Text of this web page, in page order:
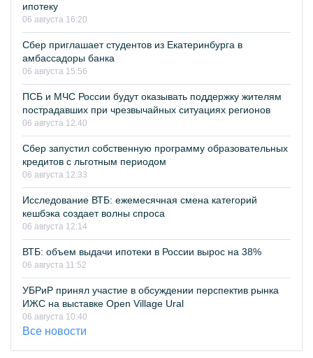
ипотеку
06 августа 16:20
Сбер приглашает студентов из Екатеринбурга в
амбассадоры банка
06 августа 15:56
ПСБ и МЧС России будут оказывать поддержку жителям
пострадавших при чрезвычайных ситуациях регионов
06 августа 12:40
Сбер запустил собственную программу образовательных
кредитов с льготным периодом
06 августа 12:33
Исследование ВТБ: ежемесячная смена категорий
кешбэка создает волны спроса
06 августа 12:14
ВТБ: объем выдачи ипотеки в России вырос на 38%
06 августа 11:52
УБРиР принял участие в обсуждении перспектив рынка
ИЖС на выставке Open Village Ural
06 августа 10:40
Все новости